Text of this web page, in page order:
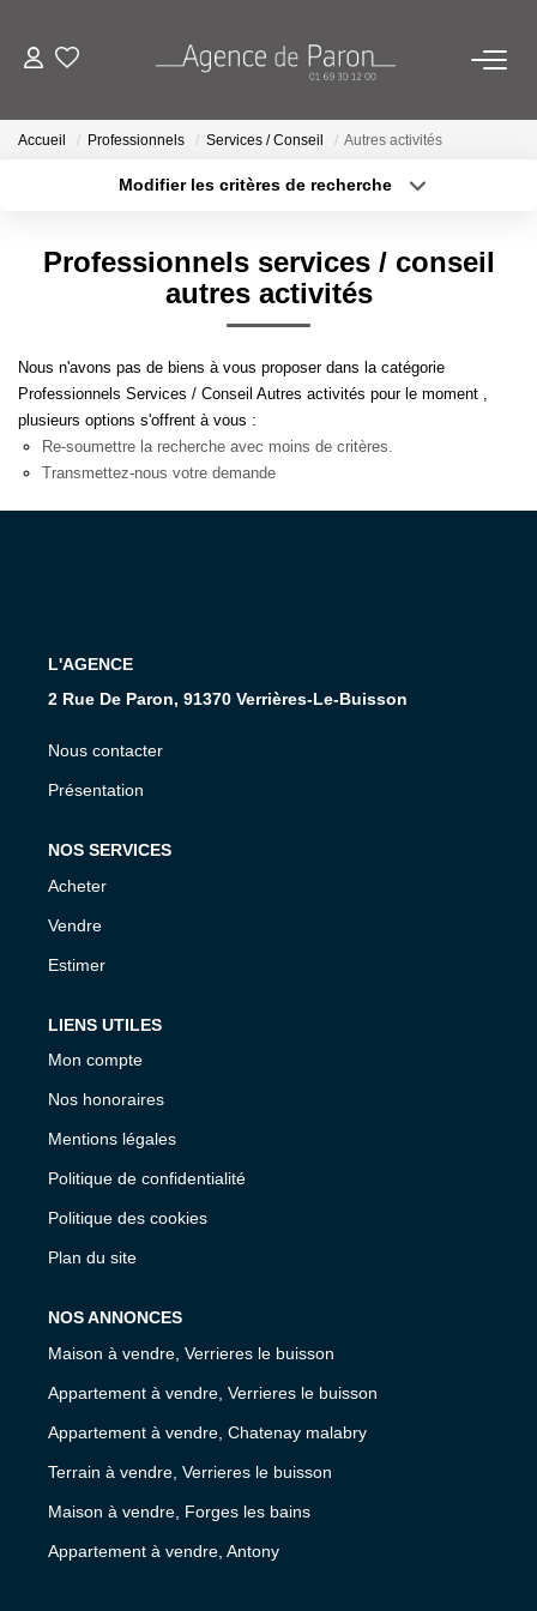
ACHETER
VENDRE
BIENS VENDUS
Estimez Votre Bien En Ligne
Avis Clients
Accueil Professionnels Services / Conseil Autres activités
Modifier les critères de recherche
Budget max
Professionnels services / conseil
autres activités
Nous n'avons pas de biens à vous proposer dans la catégorie
Professionnels Services / Conseil Autres activités pour le moment ,
plusieurs options s'offrent à vous :
Re-soumettre la recherche avec moins de critères.
Transmettez-nous votre demande
L'AGENCE
2 Rue De Paron, 91370 Verrières-Le-Buisson
Nous contacter
Présentation
NOS SERVICES
Acheter
Vendre
Estimer
LIENS UTILES
Mon compte
Nos honoraires
Mentions légales
Politique de confidentialité
Politique des cookies
Plan du site
NOS ANNONCES
Maison à vendre, Verrieres le buisson
Appartement à vendre, Verrieres le buisson
Appartement à vendre, Chatenay malabry
Terrain à vendre, Verrieres le buisson
Maison à vendre, Forges les bains
Appartement à vendre, Antony